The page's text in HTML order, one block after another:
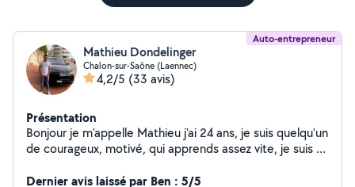
Auto-entrepreneur
Mathieu Dondelinger
Chalon-sur-Saône (Laennec)
4,2/5 (33 avis)
Présentation
Bonjour je m'appelle Mathieu j'ai 24 ans, je suis quelqu'un
de courageux, motivé, qui apprends assez vite, je suis à
donner, si vous avez besoin d'aide n'hésitez pas à faire
Dernier avis laissé par Ben : 5/5